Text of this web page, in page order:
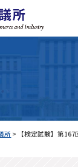
所 >
【検定試験】第